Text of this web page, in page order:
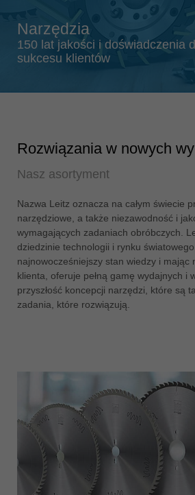
Singapore
Slovenija
slovenski
türkçe
USA
english
Việt Nam
tiếng việt
中国
中文
Narzędzia
150 lat jakości i doświadczenia
sukcesu klientów
Rozwiązania w nowych
Nasz asortyment
Nazwa Leitz oznacza na całym świecie
narzędziowe, a także niezawodność i
wymagających zadaniach obróbczych.
dziedzinie technologii i rynku
najnowocześniejszy stan wiedzy i mając
klienta, oferuje pełną gamę wydajnych i
przyszłość koncepcji narzędzi, które są
zadania, które rozwiązują.